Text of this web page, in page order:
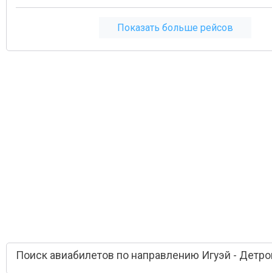
Показать больше рейсов
Поиск авиабилетов по направлению Игуэй -